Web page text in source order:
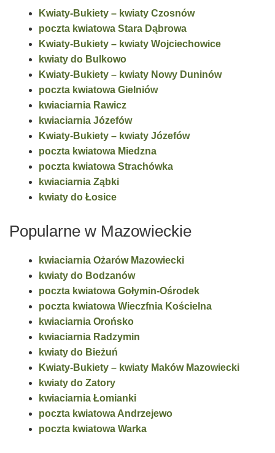
Kwiaty-Bukiety – kwiaty Czosnów
poczta kwiatowa Stara Dąbrowa
Kwiaty-Bukiety – kwiaty Wojciechowice
kwiaty do Bulkowo
Kwiaty-Bukiety – kwiaty Nowy Duninów
poczta kwiatowa Gielniów
kwiaciarnia Rawicz
kwiaciarnia Józefów
Kwiaty-Bukiety – kwiaty Józefów
poczta kwiatowa Miedzna
poczta kwiatowa Strachówka
kwiaciarnia Ząbki
kwiaty do Łosice
Popularne w Mazowieckie
kwiaciarnia Ożarów Mazowiecki
kwiaty do Bodzanów
poczta kwiatowa Gołymin-Ośrodek
poczta kwiatowa Wieczfnia Kościelna
kwiaciarnia Orońsko
kwiaciarnia Radzymin
kwiaty do Bieżuń
Kwiaty-Bukiety – kwiaty Maków Mazowiecki
kwiaty do Zatory
kwiaciarnia Łomianki
poczta kwiatowa Andrzejewo
poczta kwiatowa Warka